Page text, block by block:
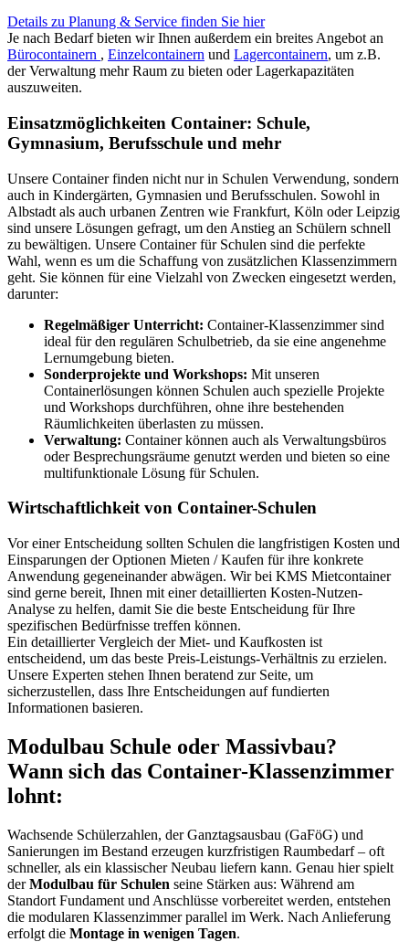
Details zu Planung & Service finden Sie hier
Je nach Bedarf bieten wir Ihnen außerdem ein breites Angebot an
Bürocontainern , Einzelcontainern und Lagercontainern, um z.B.
der Verwaltung mehr Raum zu bieten oder Lagerkapazitäten
auszuweiten.
Einsatzmöglichkeiten Container: Schule,
Gymnasium, Berufsschule und mehr
Unsere Container finden nicht nur in Schulen Verwendung, sondern
auch in Kindergärten, Gymnasien und Berufsschulen. Sowohl in
Albstadt als auch urbanen Zentren wie Frankfurt, Köln oder Leipzig
sind unsere Lösungen gefragt, um den Anstieg an Schülern schnell
zu bewältigen. Unsere Container für Schulen sind die perfekte
Wahl, wenn es um die Schaffung von zusätzlichen Klassenzimmern
geht. Sie können für eine Vielzahl von Zwecken eingesetzt werden,
darunter:
Regelmäßiger Unterricht: Container-Klassenzimmer sind
ideal für den regulären Schulbetrieb, da sie eine angenehme
Lernumgebung bieten.
Sonderprojekte und Workshops: Mit unseren
Containerlösungen können Schulen auch spezielle Projekte
und Workshops durchführen, ohne ihre bestehenden
Räumlichkeiten überlasten zu müssen.
Verwaltung: Container können auch als Verwaltungsbüros
oder Besprechungsräume genutzt werden und bieten so eine
multifunktionale Lösung für Schulen.
Wirtschaftlichkeit von Container-Schulen
Vor einer Entscheidung sollten Schulen die langfristigen Kosten und
Einsparungen der Optionen Mieten / Kaufen für ihre konkrete
Anwendung gegeneinander abwägen. Wir bei KMS Mietcontainer
sind gerne bereit, Ihnen mit einer detaillierten Kosten-Nutzen-
Analyse zu helfen, damit Sie die beste Entscheidung für Ihre
spezifischen Bedürfnisse treffen können.
Ein detaillierter Vergleich der Miet- und Kaufkosten ist
entscheidend, um das beste Preis-Leistungs-Verhältnis zu erzielen.
Unsere Experten stehen Ihnen beratend zur Seite, um
sicherzustellen, dass Ihre Entscheidungen auf fundierten
Informationen basieren.
Modulbau Schule oder Massivbau?
Wann sich das Container-Klassenzimmer
lohnt:
Wachsende Schülerzahlen, der Ganztagsausbau (GaFöG) und
Sanierungen im Bestand erzeugen kurzfristigen Raumbedarf – oft
schneller, als ein klassischer Neubau liefern kann. Genau hier spielt
derModulbau für Schulen seine Stärken aus: Während am
Standort Fundament und Anschlüsse vorbereitet werden, entstehen
die modularen Klassenzimmer parallel im Werk. Nach Anlieferung
erfolgt die Montage in wenigen Tagen.